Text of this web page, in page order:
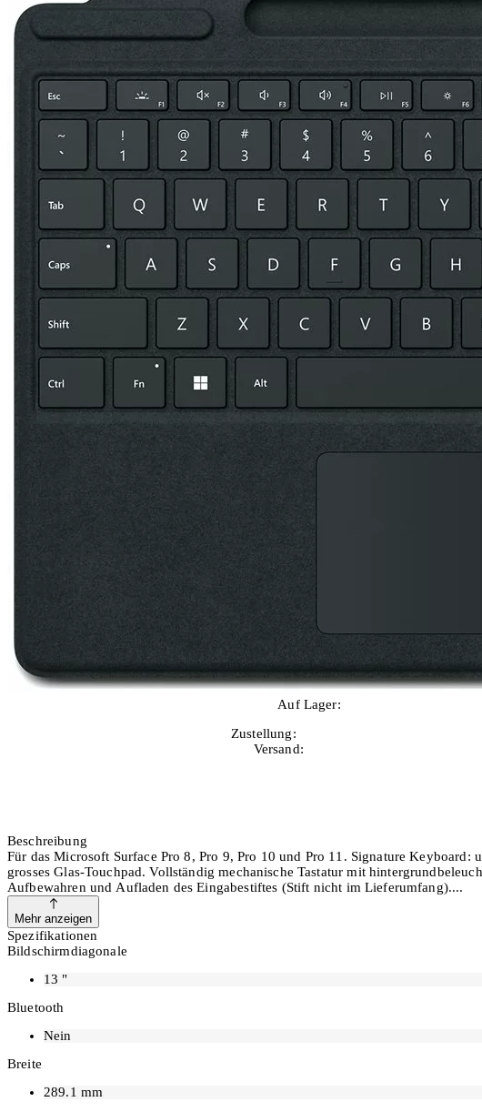
Auf Lager:
Zustellung:
Versand:
Beschreibung
Für das Microsoft Surface Pro 8, Pro 9, Pro 10 und Pro 11. Signature
grosses Glas-Touchpad. Vollständig mechanische Tastatur mit
Aufbewahren und Aufladen des Eingabestiftes (Stift nicht im Lieferumfang).
Mehr anzeigen
Spezifikationen
Bildschirmdiagonale
13 "
Bluetooth
Nein
Breite
289.1 mm